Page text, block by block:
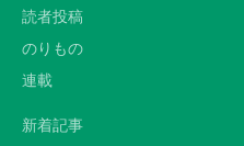
読者投稿
のりもの
連載
新着記事